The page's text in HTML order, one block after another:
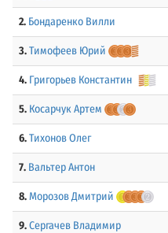
2. Бондаренко Вилли
3.Тимофеев Юрий
4. Григорьев Константин
5. Косарчук Артем
6.Тихонов Олег
7. Вальтер Антон
8.Морозов Дмитрий
9.Сергачев Владимир